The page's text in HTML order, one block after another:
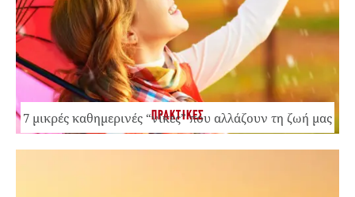
ΠΡΑΚΤΙΚΕΣ
7 μικρές καθημερινές “νίκες” που αλλάζουν τη ζωή μας